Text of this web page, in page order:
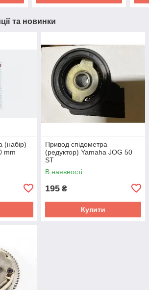
та новинки
(набір)
mm
Привод спідометра
(редуктор) Yamaha JOG 50
ST
В наявності
195 ₴
Купити